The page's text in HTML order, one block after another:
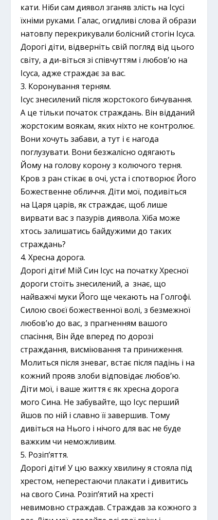
кати. Ніби сам диявол зганяв злість на Ісусі
їхніми руками. Галас, огидливі слова й образи
натовпу перекрикували болісний стогін Ісуса.
Дорогі діти, відверніть свій погляд від цього
світу, а ди-віться зі співчуттям і любов’ю на
Ісуса, адже страждає за вас.
3. Коронування терням.
Ісус знесилений після жорстокого бичування.
А це тільки початок страждань. Він відданий
жорстоким воякам, яких ніхто не контролює.
Вони хочуть забави, а тут і є нагода
поглузувати. Вони безжалісно одягають
Йому на голову корону з колючого терня.
Кров з ран стікає в очі, уста і спотворює Його
Божественне обличчя. Діти мої, подивіться
на Царя царів, як страждає, щоб лише
вирвати вас з пазурів диявола. Хіба може
хтось залишатись байдужими до таких
страждань?
4. Хресна дорога.
Дорогі діти! Мій Син Ісус на початку Хресної
дороги стоїть знесилений, а знає, що
найважчі муки Його ще чекають на Голгофі.
Силою своєї божественної волі, з безмежної
любов’ю до вас, з прагненням вашого
спасіння, Він йде вперед по дорозі
страждання, висміювання та приниження.
Молиться після зневаг, встає після падінь і на
кожний прояв злоби відповідає любов’ю.
Діти мої, і ваше життя є як хресна дорога
мого Сина. Не забувайте, що Ісус перший
йшов по ній і славно її завершив. Тому
дивіться на Нього і нічого для вас не буде
важким чи неможливим.
5. Розіп’яття.
Дорогі діти! У цю важку хвилину я стояла під
хрестом, неперестаючи плакати і дивитись
на свого Сина. Розіп’ятий на хресті
невимовно страждав. Страждав за кожного з